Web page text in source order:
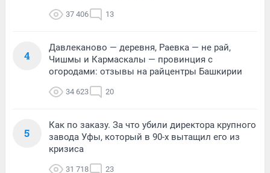
37 406 13
4
Давлеканово — деревня, Раевка — не рай,
Чишмы и Кармаскалы — провинция с
огородами: отзывы на райцентры Башкирии
34 623 20
5
Как по заказу. За что убили директора крупного
завода Уфы, который в 90-х вытащил его из
кризиса
31 718 23